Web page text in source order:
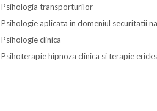
Psihologia transporturilor
Psihologie aplicata in domeniul securitatii
Psihologie clinica
Psihoterapie hipnoza clinica si terapie